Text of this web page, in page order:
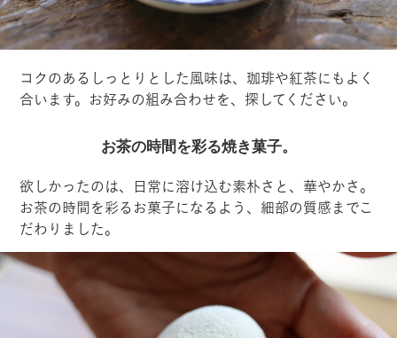
コクのあるしっとりとした風味は、珈琲や紅茶にもよく
合います。お好みの組み合わせを、探してください。
お茶の時間を彩る焼き菓子。
欲しかったのは、日常に溶け込む素朴さと、華やかさ。
お茶の時間を彩るお菓子になるよう、細部の質感までこ
だわりました。